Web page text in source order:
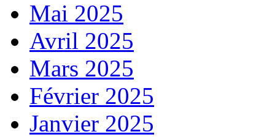
Mai 2025
Avril 2025
Mars 2025
Février 2025
Janvier 2025